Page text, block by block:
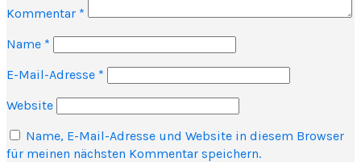
Kommentar *
Name *
E-Mail-Adresse *
Website
Name, E-Mail-Adresse und Website in diesem Browser
für meinen nächsten Kommentar speichern.